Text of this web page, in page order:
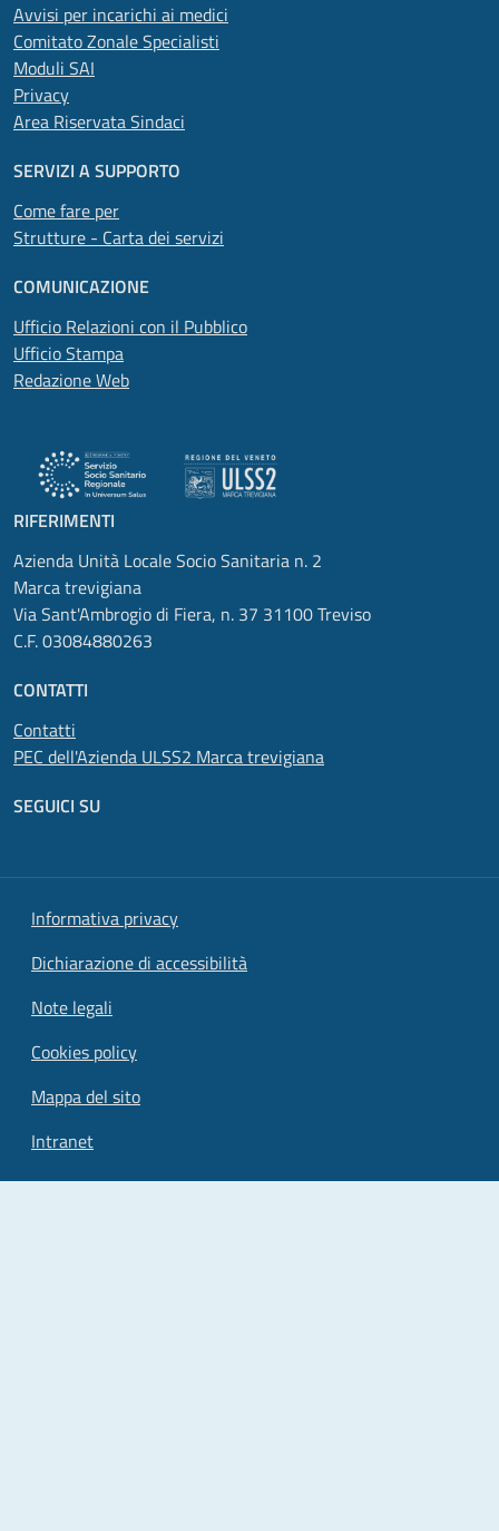
Avvisi per incarichi ai medici
Comitato Zonale Specialisti
Moduli SAI
Privacy
Area Riservata Sindaci
SERVIZI A SUPPORTO
Come fare per
Strutture - Carta dei servizi
COMUNICAZIONE
Ufficio Relazioni con il Pubblico
Ufficio Stampa
Redazione Web
RIFERIMENTI
Azienda Unità Locale Socio Sanitaria n. 2
Marca trevigiana
Via Sant'Ambrogio di Fiera, n. 37 31100 Treviso
C.F. 03084880263
CONTATTI
Contatti
PEC dell'Azienda ULSS2 Marca trevigiana
SEGUICI SU
Informativa privacy
Dichiarazione di accessibilità
Note legali
Cookies policy
Mappa del sito
Intranet